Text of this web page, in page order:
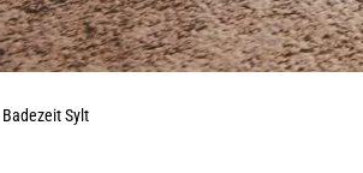
Badezeit Sylt